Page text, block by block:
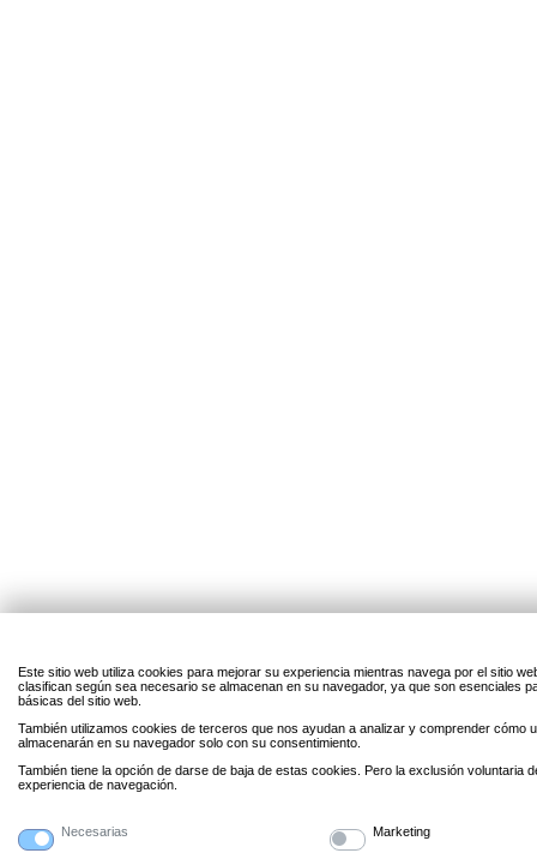
Este sitio web utiliza cookies para mejorar su experiencia mientras navega por el sitio
clasifican según sea necesario se almacenan en su navegador, ya que son esenciales
básicas del sitio web.
También utilizamos cookies de terceros que nos ayudan a analizar y comprender cómo
almacenarán en su navegador solo con su consentimiento.
También tiene la opción de darse de baja de estas cookies. Pero la exclusión voluntaria
experiencia de navegación.
Necesarias Marketing